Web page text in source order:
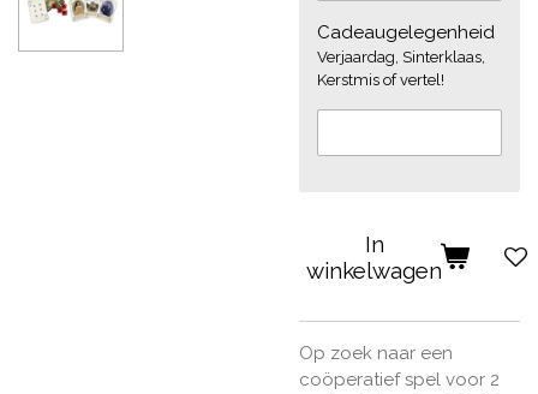
Cadeaugelegenheid
Verjaardag, Sinterklaas,
Kerstmis of vertel!
In
winkelwagen
Op zoek naar een
coöperatief spel voor 2